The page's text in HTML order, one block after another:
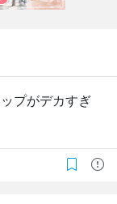
プがデカすぎ